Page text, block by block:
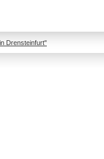
Drensteinfurt"